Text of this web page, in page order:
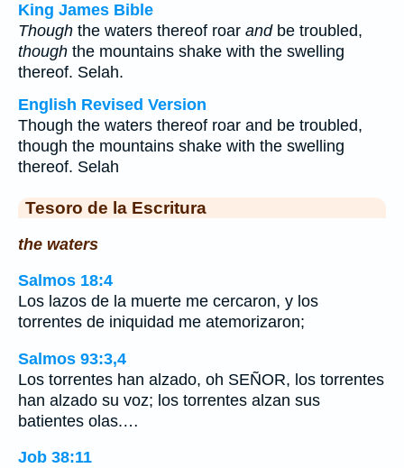
King James Bible
Though the waters thereof roar andbe troubled,
though the mountains shake with the swelling
thereof. Selah.
English Revised Version
Though the waters thereof roar and be troubled,
though the mountains shake with the swelling
thereof. Selah
Tesoro de la Escritura
the waters
Salmos 18:4
Los lazos de la muerte me cercaron, y los
torrentes de iniquidad me atemorizaron;
Salmos 93:3,4
Los torrentes han alzado, oh SEÑOR, los torrentes
han alzado su voz; los torrentes alzan sus
batientes olas.…
Job 38:11